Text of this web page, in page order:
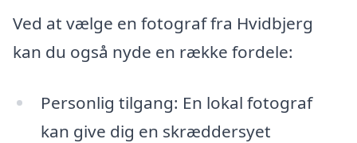
Ved at vælge en fotograf fra Hvidbjerg
kan du også nyde en række fordele:
Personlig tilgang: En lokal fotograf
kan give dig en skræddersyet